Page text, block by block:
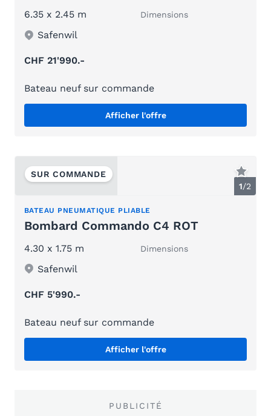
6.35 x 2.45 m Dimensions
Safenwil
CHF 21'990.-
Bateau neuf sur commande
Afficher l'offre
1/2
SUR COMMANDE
BATEAU PNEUMATIQUE PLIABLE
Bombard Commando C4 ROT
4.30 x 1.75 m Dimensions
Safenwil
CHF 5'990.-
Bateau neuf sur commande
Afficher l'offre
PUBLICITÉ